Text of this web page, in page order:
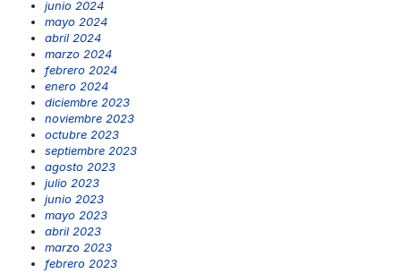
junio 2024
mayo 2024
abril 2024
marzo 2024
febrero 2024
enero 2024
diciembre 2023
noviembre 2023
octubre 2023
septiembre 2023
agosto 2023
julio 2023
junio 2023
mayo 2023
abril 2023
marzo 2023
febrero 2023